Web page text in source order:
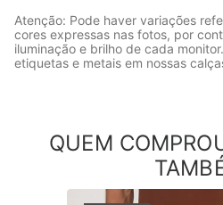
Atenção: Pode haver variações
cores expressas nas fotos, por
iluminação e brilho de cada
etiquetas e metais em nossas
QUEM